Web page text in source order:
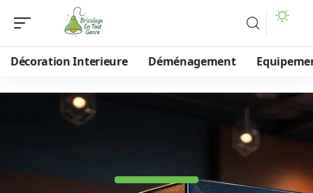
Décoration Interieure Déménagement